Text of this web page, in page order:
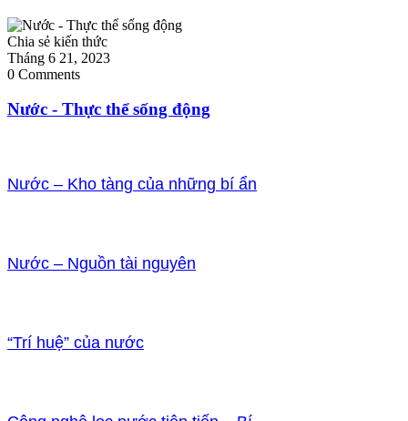
Chia sẻ kiến thức
Tháng 6 21, 2023
0 Comments
Nước - Thực thể sống động
Nước – Kho tàng của những bí ẩn
Nước – Nguồn tài nguyên
“Trí huệ” của nước